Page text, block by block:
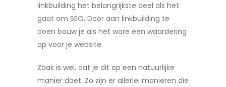
linkbuilding het belangrijkste deel als het
gaat om SEO. Door aan linkbuilding te
doen bouw je als het ware een waardering
op voor je website.
Zaak is wel, dat je dit op een natuurlijke
manier doet. Zo zijn er allerlei manieren die